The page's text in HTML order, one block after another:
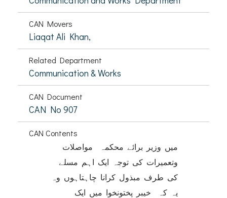
CAN Movers
Liaqat Ali Khan,
Related Department
Communication & Works
CAN Document
CAN No 907
CAN Contents
میں وزیر برائے محکمہ مواصلات
وتعمیرات کی توجہ ایک اہم مسلے
کی طرف مبذول کرانا چاہتاہوں وہ
یہ کہ خیبر پختونخوا میں ایک